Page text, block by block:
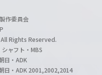
作委員会
All Rights Reserved.
ャフト・MBS
日・ADK
日・ADK 2001,2002,2014